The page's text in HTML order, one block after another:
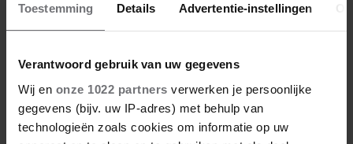
Toestemming Details Advertentie-instellingen
Verantwoord gebruik van uw gegevens
Wij en onze 1022 partners verwerken je persoonlijke
gegevens (bijv. uw IP-adres) met behulp van
technologieën zoals cookies om informatie op uw